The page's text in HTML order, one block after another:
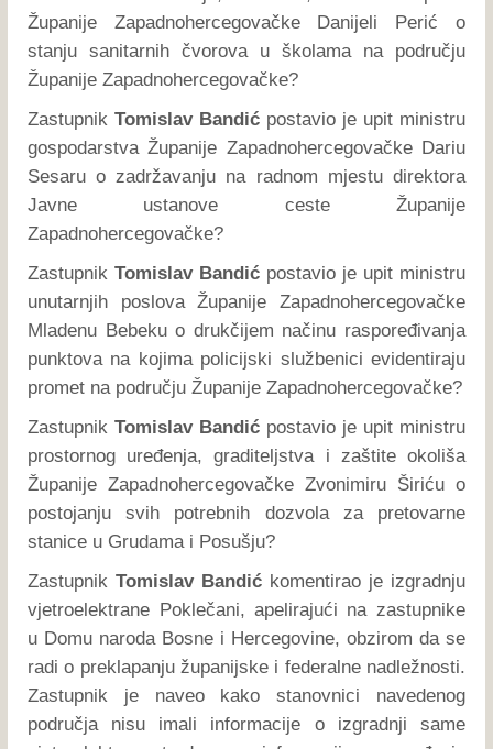
Županije Zapadnohercegovačke Danijeli Perić o
stanju sanitarnih čvorova u školama na području
Županije Zapadnohercegovačke?
ZastupnikTomislav Bandić postavio je upit ministru
gospodarstva Županije Zapadnohercegovačke Dariu
Sesaru o zadržavanju na radnom mjestu direktora
Javne ustanove ceste Županije
Zapadnohercegovačke?
ZastupnikTomislav Bandić postavio je upit ministru
unutarnjih poslova Županije Zapadnohercegovačke
Mladenu Bebeku o drukčijem načinu raspoređivanja
punktova na kojima policijski službenici evidentiraju
promet na području Županije Zapadnohercegovačke?
ZastupnikTomislav Bandić postavio je upit ministru
prostornog uređenja, graditeljstva i zaštite okoliša
Županije Zapadnohercegovačke Zvonimiru Širiću o
postojanju svih potrebnih dozvola za pretovarne
stanice u Grudama i Posušju?
ZastupnikTomislav Bandić komentirao je izgradnju
vjetroelektrane Poklečani, apelirajući na zastupnike
u Domu naroda Bosne i Hercegovine, obzirom da se
radi o preklapanju županijske i federalne nadležnosti.
Zastupnik je naveo kako stanovnici navedenog
područja nisu imali informacije o izgradnji same